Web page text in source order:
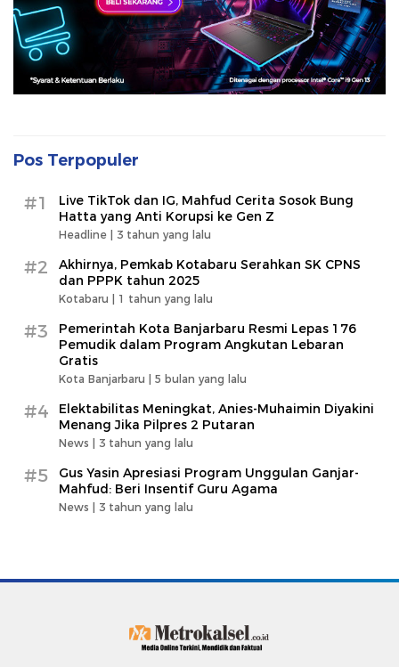
Pos Terpopuler
#1
Live TikTok dan IG, Mahfud Cerita Sosok Bung
Hatta yang Anti Korupsi ke Gen Z
Headline | 3 tahun yang lalu
#2
Akhirnya, Pemkab Kotabaru Serahkan SK CPNS
dan PPPK tahun 2025
Kotabaru | 1 tahun yang lalu
#3
Pemerintah Kota Banjarbaru Resmi Lepas 176
Pemudik dalam Program Angkutan Lebaran
Gratis
Kota Banjarbaru | 5 bulan yang lalu
#4
Elektabilitas Meningkat, Anies-Muhaimin Diyakini
Menang Jika Pilpres 2 Putaran
News | 3 tahun yang lalu
#5
Gus Yasin Apresiasi Program Unggulan Ganjar-
Mahfud: Beri Insentif Guru Agama
News | 3 tahun yang lalu